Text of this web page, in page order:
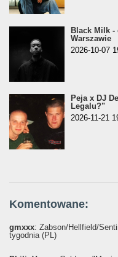
Black Milk
Warszawie
2026-10-07
Peja x DJ
Legalu?"
2026-11-21
Komentowane:
gmxxx: Żabson/Hellfield/
tygodnia (PL)